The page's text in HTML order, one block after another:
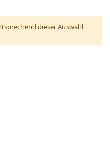
dieser Auswahl